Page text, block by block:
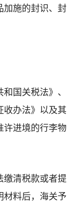
加施的封识、封
国关税法》、
收办法》以及其
进境的行李物
缴清税款或者提
料后，海关予